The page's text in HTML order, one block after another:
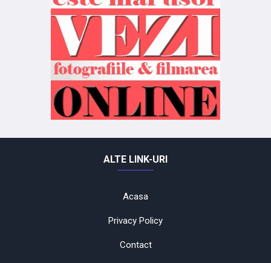
ALTE LINK-URI
Acasa
Privacy Policy
Contact